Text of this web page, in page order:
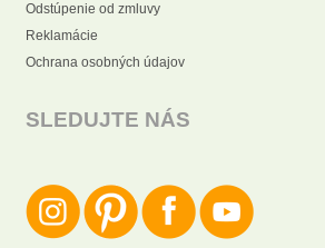
Odstúpenie od zmluvy
Reklamácie
Ochrana osobných údajov
SLEDUJTE NÁS